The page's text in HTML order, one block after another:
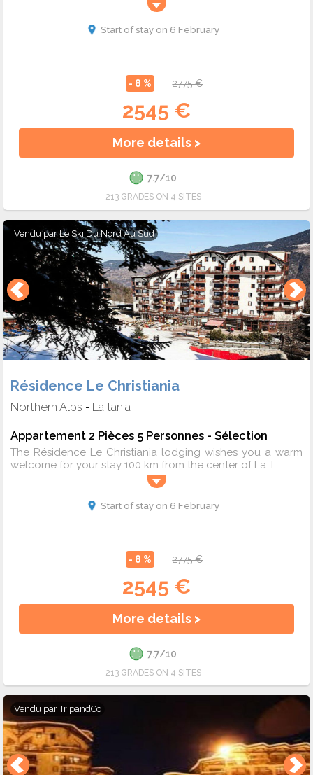
Start of stay on 6 February
- 8 % 2775 €
2545 €
More details >
7.7/10
213 GRADES ON 4 SITES
Vendu parLe Ski Du Nord Au Sud
Résidence Le Christiania
Northern Alps - La tania
Appartement 2 Pièces 5 Personnes - Sélection
The Résidence Le Christiania lodging wishes you a warm
welcome for your stay 100 km from the center of La T...
Start of stay on 6 February
- 8 % 2775 €
2545 €
More details >
7.7/10
213 GRADES ON 4 SITES
Vendu parTripandCo